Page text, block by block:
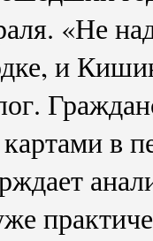
«Не
и
в